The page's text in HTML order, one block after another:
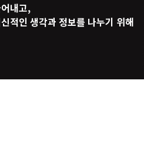
내고,
적인 생각과 정보를 나누기 위해